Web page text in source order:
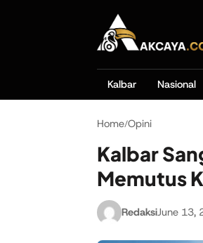
Kalbar Nasional
Home/Opini
Kalbar
Memutus
RedaksiJune 13,